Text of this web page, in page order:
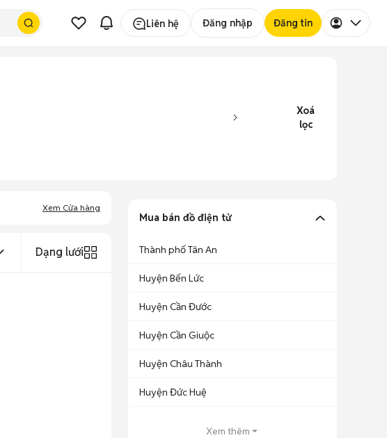
Liên hệ Đăng nhập Đăng tin
Xoá
lọc
Xem Cửa hàng
Dạng lưới
Mua bán đồ điện tử
Thành phố Tân An
Huyện Bến Lức
Huyện Cần Đước
Huyện Cần Giuộc
Huyện Châu Thành
Huyện Đức Huệ
Xem thêm